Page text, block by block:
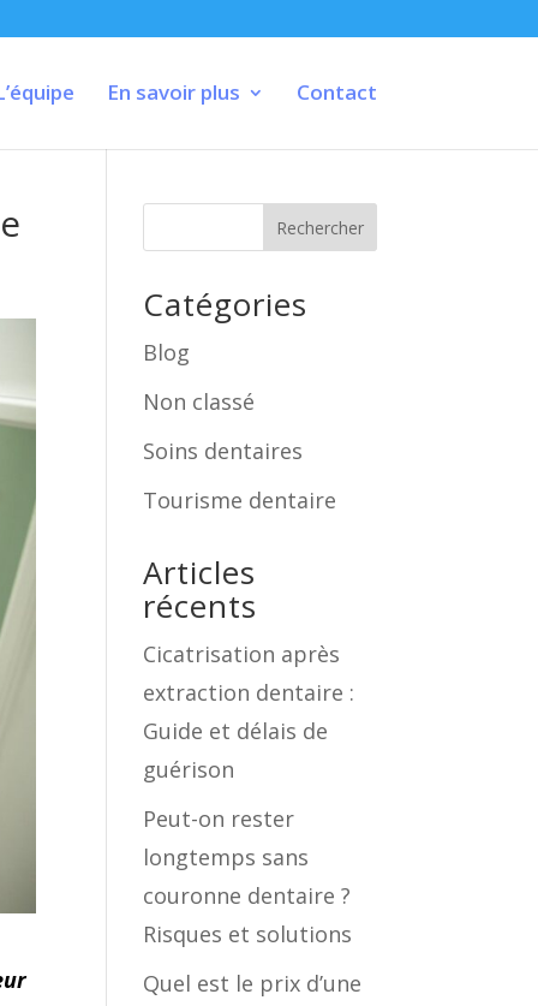
En savoir plus Contact
Rechercher
Catégories
Blog
Non classé
Soins dentaires
Tourisme dentaire
Articles
récents
Cicatrisation après
extraction dentaire :
Guide et délais de
guérison
Peut-on rester
longtemps sans
couronne dentaire ?
Risques et solutions
Quel est le prix d’une